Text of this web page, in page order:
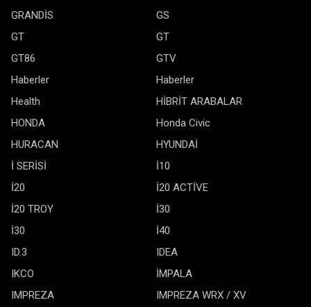
GRANDİS
GS
GT
GT
GT86
GTV
Haberler
Haberler
Health
HİBRİT ARABALAR
HONDA
Honda Civic
HURACAN
HYUNDAİ
İ SERİSİ
İ10
İ20
İ20 ACTİVE
İ20 TROY
İ30
İ30
İ40
ID.3
IDEA
IKCO
İMPALA
IMPREZA
IMPREZA WRX / XV